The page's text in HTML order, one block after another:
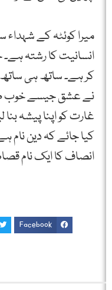
میرا کوئٹہ کے شہداء
انسانیت کا رشتہ ہے۔
کر ہے۔ ساتھ ہی
نے عشق جیسے خوب
غارت کو اپنا پیشہ
کیا جائے کہ دین نام
انصاف کا ایک نام
Facebook